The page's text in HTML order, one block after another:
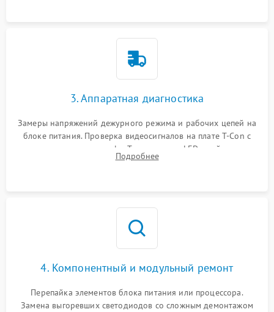
3. Аппаратная диагностика
Замеры напряжений дежурного режима и рабочих цепей на
блоке питания. Проверка видеосигналов на плате T-Con с
помощью осциллографа. Тестирование LED-драйвера и
светодиодных планок подсветки мультиметром.
Подробнее
4. Компонентный и модульный ремонт
Перепайка элементов блока питания или процессора.
Замена выгоревших светодиодов со сложным демонтажом